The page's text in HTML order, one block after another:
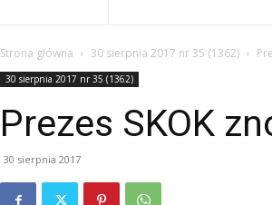
Strona główna 30 sierpnia 2017 nr 35 (1362)
30 sierpnia 2017 nr 35 (1362)
Prezes SKOK
30 sierpnia 2017